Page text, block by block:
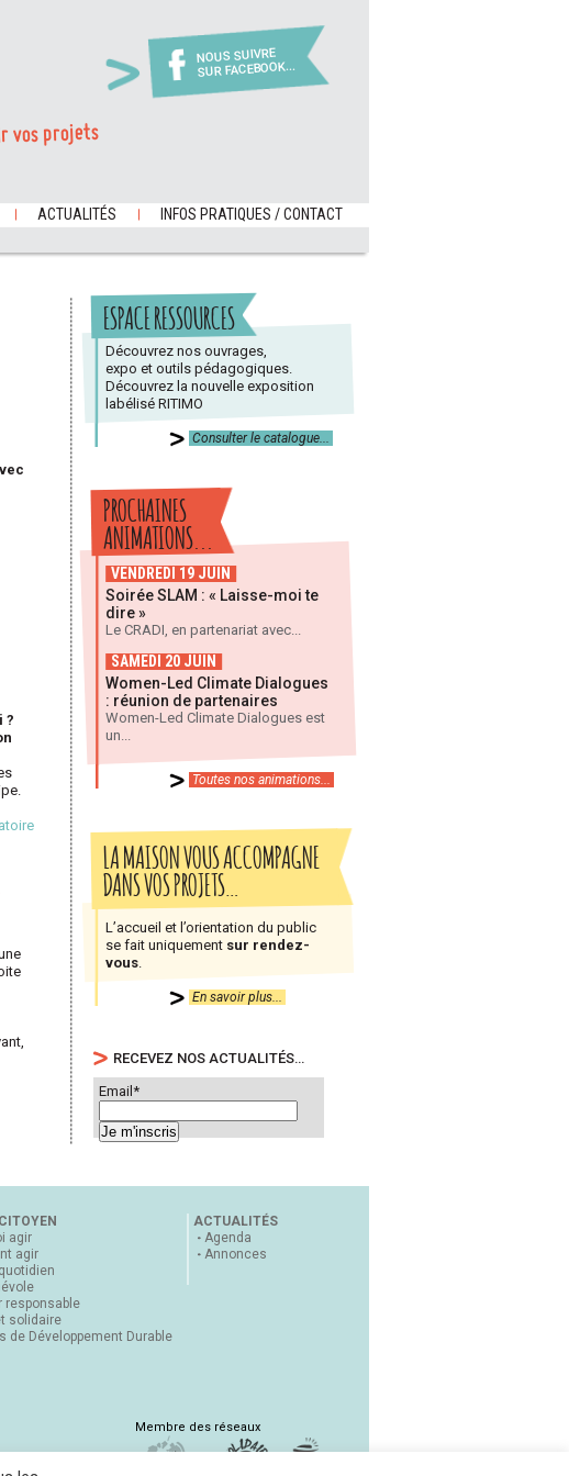
NOUS SUIVRE
SUR FACEBOOK...
vos projets
ACTUALITÉS INFOS PRATIQUES / CONTACT
?
ESPACE RESSOURCES
Découvrez nos ouvrages,
expo et outils pédagogiques.
Découvrez la nouvelle exposition
labélisé RITIMO
Consulter le catalogue...
PROCHAINES
ANIMATIONS...
VENDREDI 19 JUIN
Soirée SLAM : « Laisse-moi te
dire »
Le CRADI, en partenariat avec...
SAMEDI 20 JUIN
Women-Led Climate Dialogues
: réunion de partenaires
Women-Led Climate Dialogues est
un...
Toutes nos animations...
LA MAISON VOUS ACCOMPAGNE
DANS VOS PROJETS…
L’accueil et l’orientation du public
se fait uniquement sur rendez-
vous
En savoir plus...
RECEVEZ NOS ACTUALITÉS…
Email*
agir
agir
responsable
solidaire
de Développement Durable
ACTUALITÉS
Agenda
Annonces
Membre des réseaux